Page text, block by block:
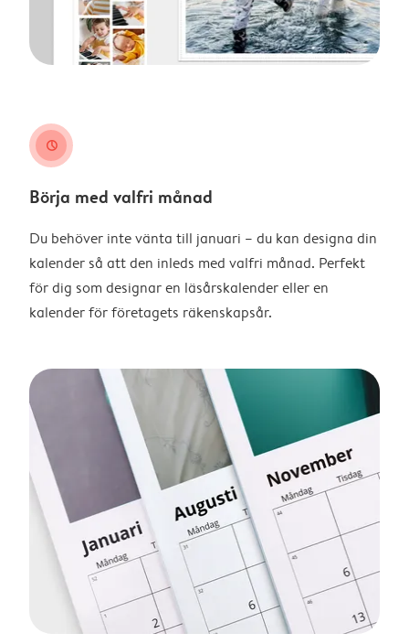
clock
Börja med valfri månad
Du behöver inte vänta till januari – du kan designa din
kalender så att den inleds med valfri månad. Perfekt
för dig som designar en läsårskalender eller en
kalender för företagets räkenskapsår.